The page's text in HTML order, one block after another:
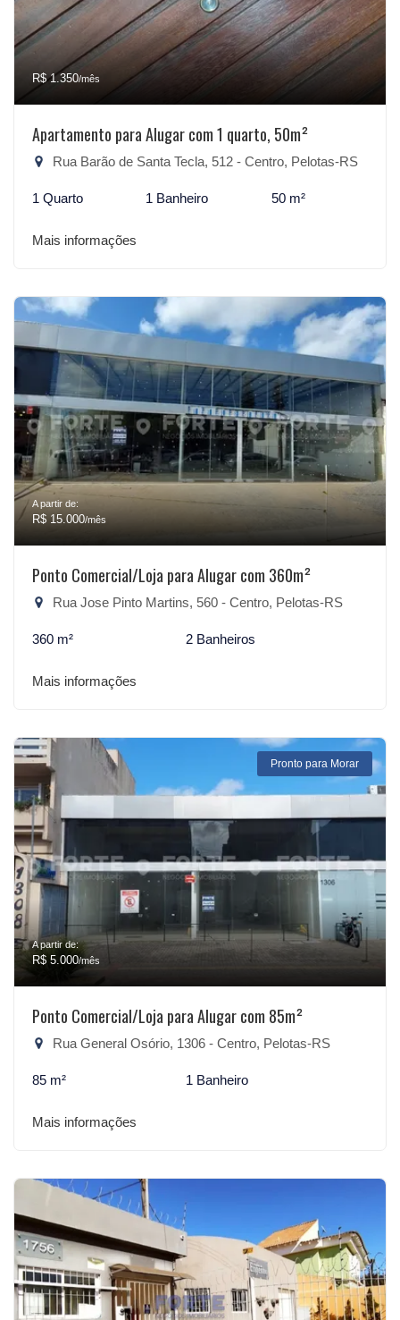
R$ 1.350/mês
Apartamento para Alugar com 1 quarto, 50m²
Rua Barão de Santa Tecla, 512 - Centro, Pelotas-RS
1 Quarto 1 Banheiro 50 m²
Mais informações
A partir de:
R$ 15.000/mês
Ponto Comercial/Loja para Alugar com 360m²
Rua Jose Pinto Martins, 560 - Centro, Pelotas-RS
360 m² 2 Banheiros
Mais informações
Pronto para Morar
A partir de:
R$ 5.000/mês
Ponto Comercial/Loja para Alugar com 85m²
Rua General Osório, 1306 - Centro, Pelotas-RS
85 m² 1 Banheiro
Mais informações